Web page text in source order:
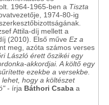
1964-1965-ben a Tiszta
1974-80-ig
Attila-díj mellett a
(2010). Első műve Ez a
meg, azóta számos verses
László érett őszikéi egy
akkordjai. A költő egy
ezekbe a versekbe.
hogy a költészet
- írja Báthori Csaba a